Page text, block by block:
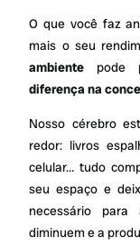
O que você faz
mais o seu
ambiente pode
diferença na
Nosso cérebro
redor: livros
celular… tudo
seu espaço e
necessário
diminuem e a